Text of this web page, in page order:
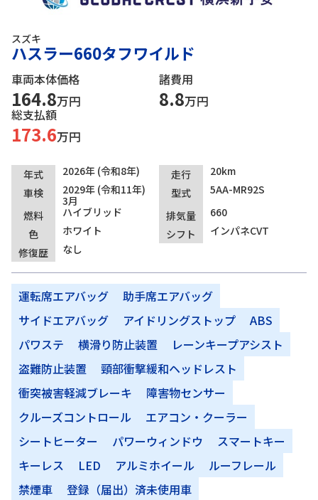
スズキ
ハスラー660タフワイルド
車両本体価格
164.8万円
諸費用
8.8万円
総支払額
173.6万円
年式 2026年 (令和8年) 走行
20km
車検
2029年 (令和11年)
3月
型式
5AA-MR92S
燃料
ハイブリッド 排気量
660
色
ホワイト シフト
インパネCVT
修復歴
なし
運転席エアバッグ
助手席エアバッグ
サイドエアバッグ
アイドリングストップ
ABS
パワステ
横滑り防止装置
レーンキープアシスト
盗難防止装置
頸部衝撃緩和ヘッドレスト
衝突被害軽減ブレーキ
障害物センサー
クルーズコントロール
エアコン・クーラー
シートヒーター
パワーウィンドウ
スマートキー
キーレス
LED アルミホイール
ルーフレール
禁煙車
登録（届出）済未使用車